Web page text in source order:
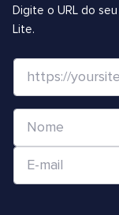
Digite o URL do
Lite.
t
/
e